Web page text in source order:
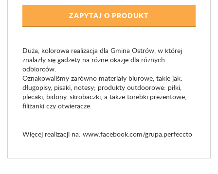
ZAPYTAJ O PRODUKT
Duża, kolorowa realizacja dla Gmina Ostrów, w której
znalazły się gadżety na różne okazje dla różnych
odbiorców.
Oznakowaliśmy zarówno materiały biurowe, takie jak:
długopisy, pisaki, notesy; produkty outdoorowe: piłki,
plecaki, bidony, skrobaczki, a także torebki prezentowe,
filiżanki czy otwieracze.
Więcej realizacji na: www.facebook.com/grupa.perfeccto